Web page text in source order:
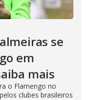
se
em
mais
o Flamengo no
clubes brasileiros